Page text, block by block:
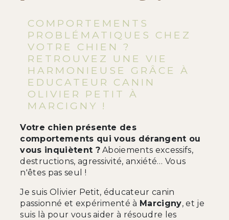
COMPORTEMENTS
PROBLÉMATIQUES CHEZ
VOTRE CHIEN ?
RETROUVEZ UNE VIE
HARMONIEUSE GRÂCE À
EDUCATEUR CANIN
OLIVIER PETIT À
MARCIGNY !
Votre chien présente des
comportements qui vous dérangent ou
vous inquiètent ?Aboiements excessifs,
destructions, agressivité, anxiété… Vous
n'êtes pas seul !
Je suis Olivier Petit, éducateur canin
passionné et expérimenté à Marcigny, et je
suis là pour vous aider à résoudre les